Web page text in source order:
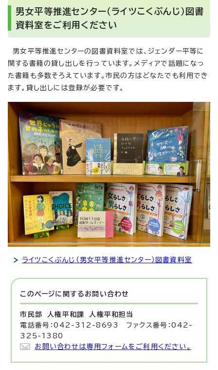
男女平等推進センター（ライツこくぶんじ）図書
資料室をご利用ください
男女平等推進センターの図書資料室では、ジェンダー平等に
関する書籍の貸し出しを行っています。メディアで話題になっ
た書籍も多数そろえています。市民の方はどなたでも利用でき
ます。貸し出しには登録が必要です。
ライツこくぶんじ（男女平等推進センター）図書資料室
このページに関する お問い合わせ
市民部 人権平和課 人権平和担当
電話番号：042-312-8693 ファクス番号：042-
325-1380
お問い合わせは専用フォームをご利用ください。